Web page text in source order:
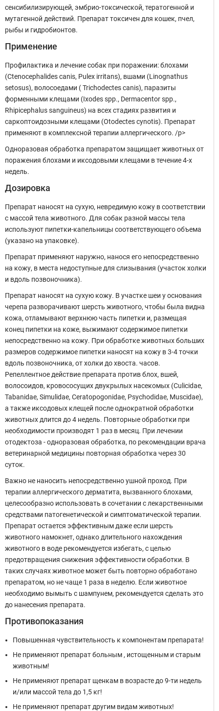
сенсибилизирующей, эмбрио-токсической, тератогенной и
мутагенной действий. Препарат токсичен для кошек, пчел,
рыбы и гидробионтов.
Применение
Профилактика и лечение собак при поражении: блохами
(Ctenocephalides canis, Pulex irritans), вшами (Linognathus
setosus), волосоедами ( Trichodectes canis), паразиты
форменными клещами (Ixodes spp., Dermacentor spp.,
Rhipicephalus sanguineus) на всех стадиях развития и
саркоптоидозными клещами (Otodectes cynotis). Препарат
применяют в комплексной терапии аллергического. /p>
Одноразовая обработка препаратом защищает животных от
поражения блохами и иксодовыми клещами в течение 4-х
недель.
Дозировка
Препарат наносят на сухую, невредимую кожу в соответствии
с массой тела животного. Для собак разной массы тела
используют пипетки-капельницы соответствующего объема
(указано на упаковке).
Препарат применяют наружно, нанося его непосредственно
на кожу, в места недоступные для слизывания (участок холки
и вдоль позвоночника).
Препарат наносят на сухую кожу. В участке шеи у основания
черепа разворачивают шерсть животного, чтобы была видна
кожа, отламывают верхнюю часть пипетки и, размещая
конец пипетки на коже, выжимают содержимое пипетки
непосредственно на кожу. При обработке животных больших
размеров содержимое пипетки наносят на кожу в 3-4 точки
вдоль позвоночника, от холки до хвоста. часов.
Репеллентное действие препарата против блох, вшей,
волосоидов, кровососущих двукрылых насекомых (Culicidae,
Tabanidae, Simulidae, Ceratopogonidae, Psychodidae, Muscidae),
а также иксодовых клещей после однократной обработки
животных длится до 4 недель. Повторные обработки при
необходимости производят 1 раз в месяц. При лечении
отодектоза - одноразовая обработка, по рекомендации врача
ветеринарной медицины повторная обработка через 30
суток.
Важно не наносить непосредственно ушной проход. При
терапии аллергического дерматита, вызванного блохами,
целесообразно использовать в сочетании с лекарственными
средствами патогенетической и симптоматической терапии.
Препарат остается эффективным даже если шерсть
животного намокнет, однако длительного нахождения
животного в воде рекомендуется избегать, с целью
предотвращения снижения эффективности обработки. В
таких случаях животное может быть повторно обработано
препаратом, но не чаще 1 раза в неделю. Если животное
необходимо вымыть с шампунем, рекомендуется сделать это
до нанесения препарата.
Противопоказания
Повышенная чувствительность к компонентам препарата!
Не применяют препарат больным , истощенным и старым
животным!
Не применяют препарат щенкам в возрасте до 9-ти недель
и/или массой тела до 1,5 кг!
Не применяют препарат другим видам животных!